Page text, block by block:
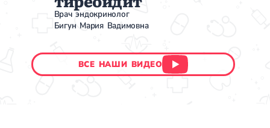
Врач эндокринолог
Бигун Мария Вадимовна
ВСЕ НАШИ ВИДЕО